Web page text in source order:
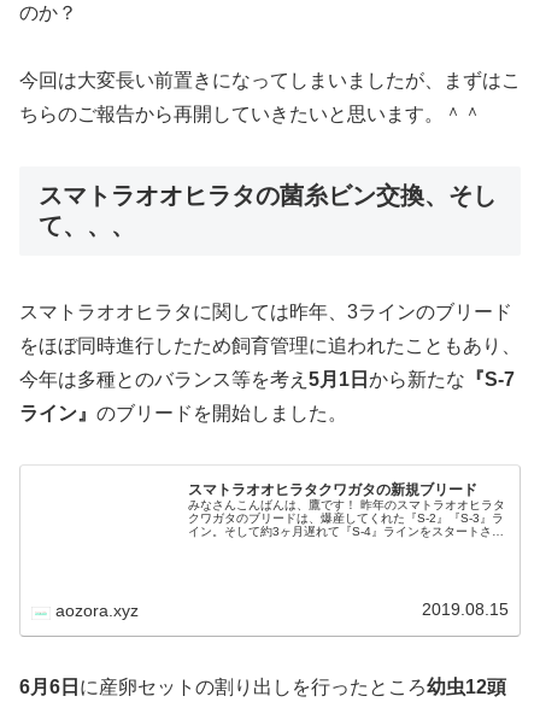
のか？
今回は大変長い前置きになってしまいましたが、まずはこ
ちらのご報告から再開していきたいと思います。＾＾
スマトラオオヒラタの菌糸ビン交換、そし
て、、、
スマトラオオヒラタに関しては昨年、3ラインのブリード
をほぼ同時進行したため飼育管理に追われたこともあり、
今年は多種とのバランス等を考え 5月1日 から新たな 『S-7
ライン』 のブリードを開始しました。
スマトラオオヒラタクワガタの新規ブリード
みなさんこんばんは、鷹です！ 昨年のスマトラオオヒラタ
クワガタのブリードは、爆産してくれた『S-2』『S-3』ラ
イン。そして約3ヶ月遅れて『S-4』ラインをスタートさせ
aozora.xyz 2019.08.15
6月6日 に産卵セットの割り出しを行ったところ幼虫12頭